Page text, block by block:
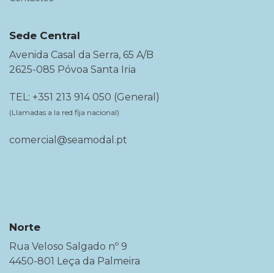
Sede Central
Avenida Casal da Serra, 65 A/B
2625-085 Póvoa Santa Iria
TEL: +351 213 914 050 (General)
(Llamadas a la red fija nacional)
comercial@seamodal.pt
Norte
Rua Veloso Salgado nº 9
4450-801 Leça da Palmeira